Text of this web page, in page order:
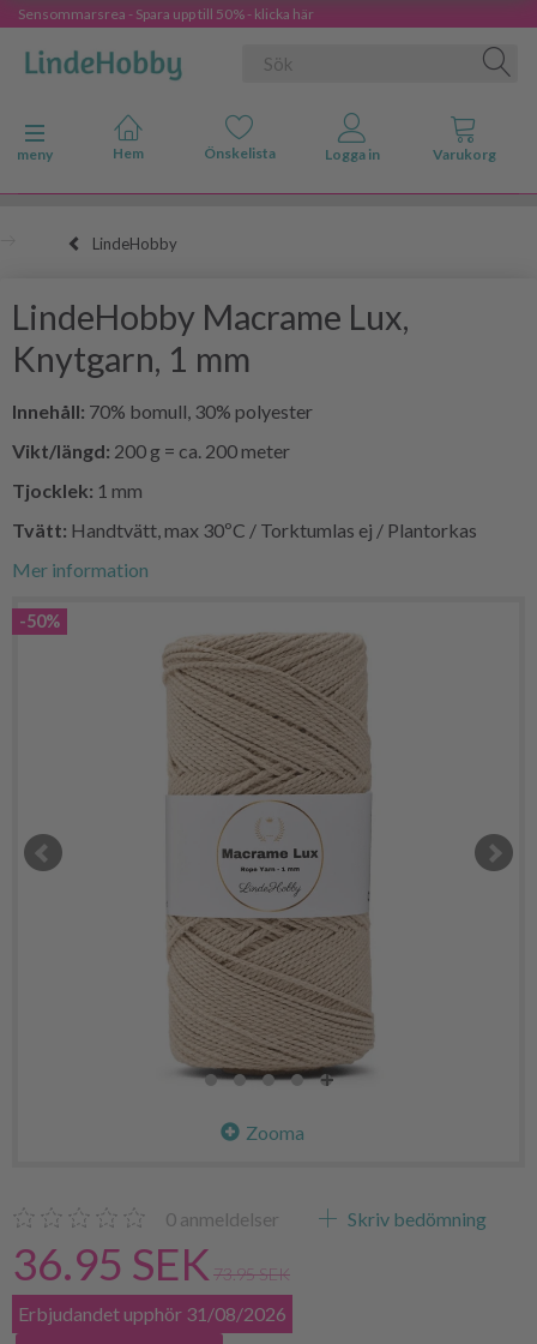
Sensommarsrea - Spara upp till 50% - klicka här
Ändra navigering
meny
LindeHobby
LindeHobby Macrame Lux,
Knytgarn, 1 mm
Innehåll: 70% bomull, 30% polyester
Vikt/längd: 200 g = ca. 200 meter
Tjocklek: 1 mm
Tvätt: Handtvätt, max 30ºC / Torktumlas ej / Plantorkas
Mer information
-50%
Zooma
0 anmeldelser Skriv bedömning
36.95 SEK 73.95 SEK
Erbjudandet upphör 31/08/2026